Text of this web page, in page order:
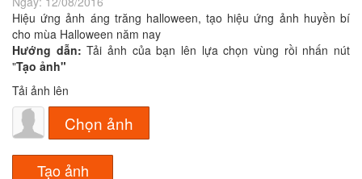
Hiệu ứng ảnh áng trăng halloween, tạo hiệu ứng ảnh huyền bí
cho mùa Halloween năm nay
Hướng dẫn: Tải ảnh của bạn lên lựa chọn vùng rồi nhấn nút
"Tạo ảnh"
Tải ảnh lên
Chọn ảnh